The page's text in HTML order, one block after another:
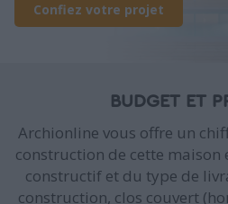
Confiez votre projet
BUDGET ET
Archionline vous offre un
construction de cette
constructif et du type de
construction, clos couvert